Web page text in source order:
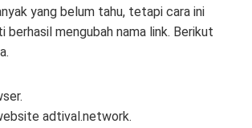
yang belum tahu, tetapi cara ini
berhasil mengubah nama link. Berikut
adtival.network.